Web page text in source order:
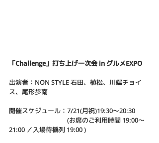
「Challenge」打ち上げ一次会 in グルメEXPO
出演者：NON STYLE 石田、植松、川端チョイ
ス、尾形歩南
開催スケジュール：7/21(月祝)19:30～20:30
(お席のご利用時間 19:00～
21:00 ／入場待機列 19:00 )